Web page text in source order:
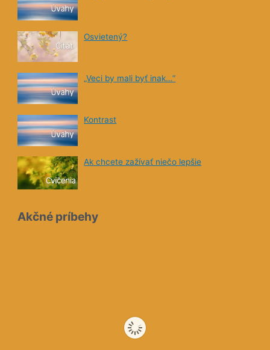
Osvietený?
„Veci by mali byť inak…“
Kontrast
Ak chcete zažívať niečo lepšie
Akčné príbehy